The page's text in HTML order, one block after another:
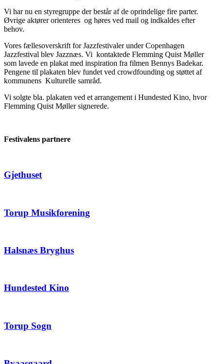
Vi har nu en styregruppe der består af de oprindelige fire parter.
Øvrige aktører orienteres og høres ved mail og indkaldes efter
behov.
Vores fællesoverskrift for Jazzfestivaler under Copenhagen
Jazzfestival blev Jazznæs. Vi kontaktede Flemming Quist Møller
som lavede en plakat med inspiration fra filmen Bennys Badekar.
Pengene til plakaten blev fundet ved crowdfounding og støttet af
kommunens Kulturelle samråd.
Vi solgte bla. plakaten ved et arrangement i Hundested Kino, hvor
Flemming Quist Møller signerede.
Festivalens partnere
Gjethuset
Torup Musikforening
Halsnæs Bryghus
Hundested Kino
Torup Sogn